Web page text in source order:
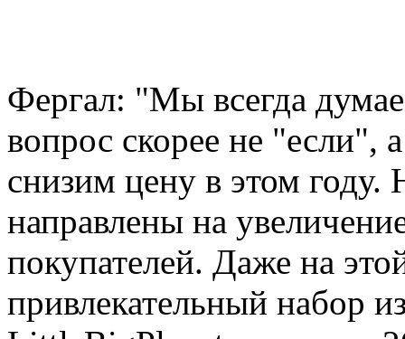
Фергал: "Мы всегда
вопрос скорее не "если",
снизим цену в этом году.
направлены на
покупателей. Даже на
привлекательный набор